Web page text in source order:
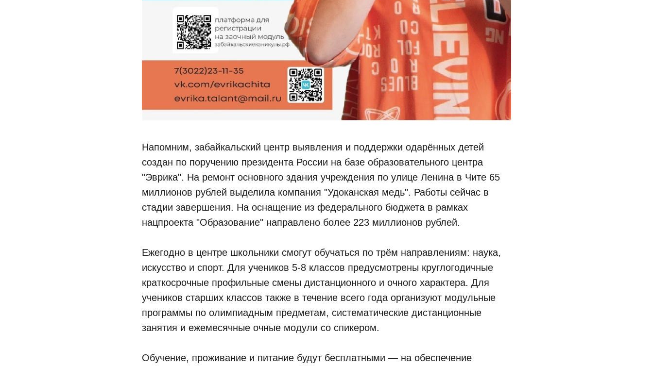
Напомним, забайкальский центр выявления и поддержки одарённых детей
создан по поручению президента России на базе образовательного центра
"Эврика". На ремонт основного здания учреждения по улице Ленина в Чите 65
миллионов рублей выделила компания "Удоканская медь". Работы сейчас в
стадии завершения. На оснащение из федерального бюджета в рамках
нацпроекта "Образование" направлено более 223 миллионов рублей.
Ежегодно в центре школьники смогут обучаться по трём направлениям: наука,
искусство и спорт. Для учеников 5-8 классов предусмотрены круглогодичные
краткосрочные профильные смены дистанционного и очного характера. Для
учеников старших классов также в течение всего года организуют модульные
программы по олимпиадным предметам, систематические дистанционные
занятия и ежемесячные очные модули со спикером.
Обучение, проживание и питание будут бесплатными — на обеспечение